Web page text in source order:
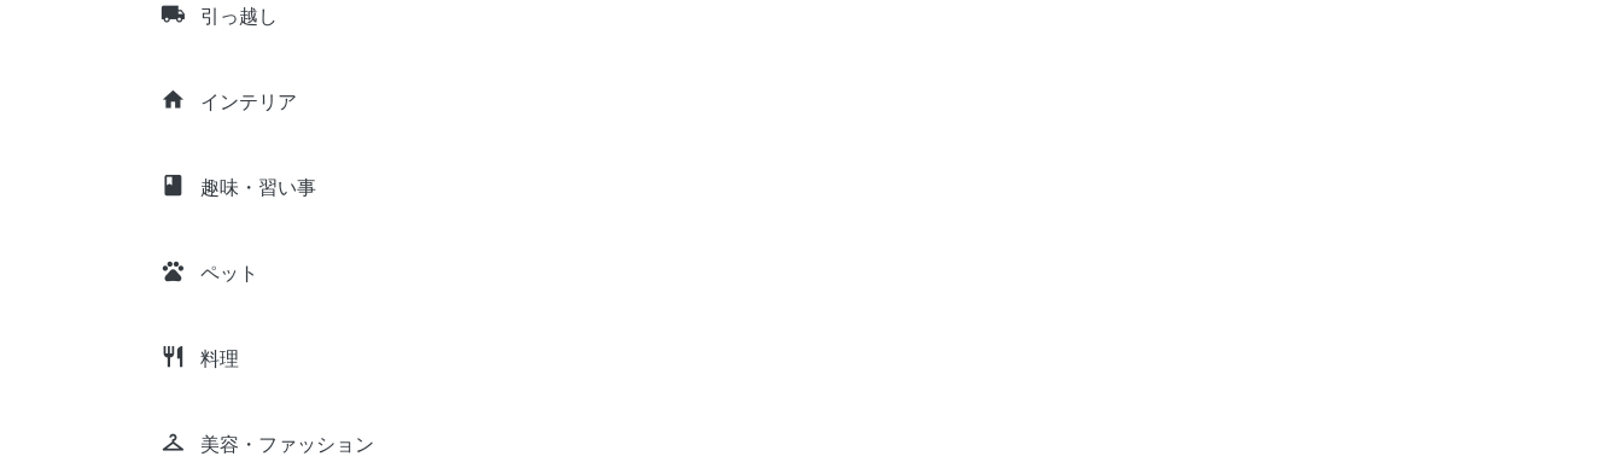
local_shipping 引っ越し
home インテリア
class 趣味・習い事
pets ペット
restaurant 料理
checkroom 美容・ファッション